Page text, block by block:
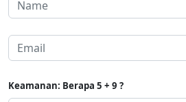
Keamanan: Berapa 5 + 9 ?